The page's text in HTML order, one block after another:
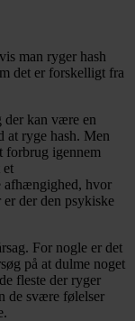
man ryger hash
det er forskelligt fra
der kan være en
at ryge hash. Men
forbrug igennem
et
afhængighed, hvor
der den psykiske
For nogle er det
på at dulme noget
fleste der ryger
de svære følelser